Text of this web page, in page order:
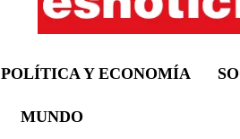
POLÍTICA Y ECONOMÍA
MUNDO